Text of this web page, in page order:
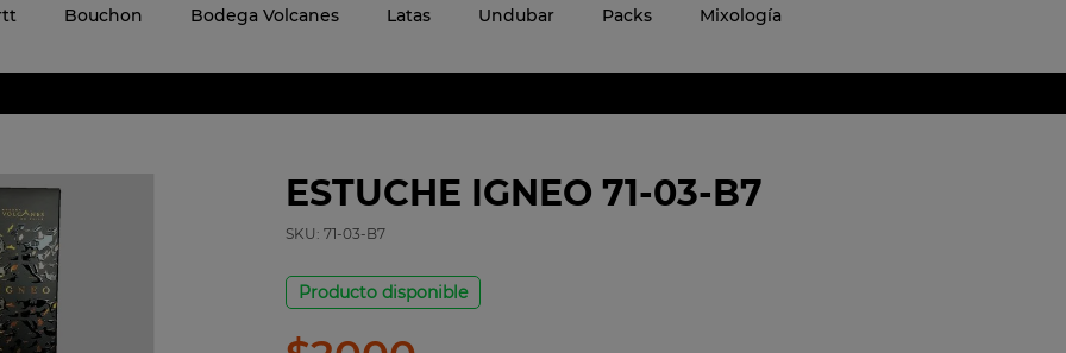
Bouchon Bodega Volcanes Latas Undubar Packs Mixología
ESTUCHE IGNEO 71-03-B7
SKU: 71-03-B7
Producto disponible